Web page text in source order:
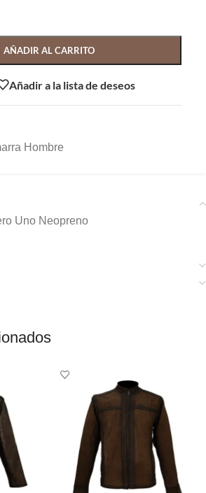
AÑADIR AL CARRITO
Añadir a la lista de deseos
Hombre
Uno Neopreno